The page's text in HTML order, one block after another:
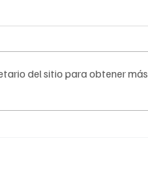
La
del sitio para obtener más